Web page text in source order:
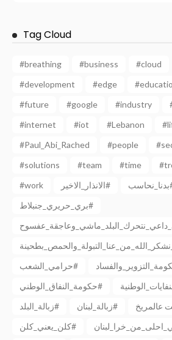
Tag Cloud
#breathing #business #cloud
#development
#edge
#future
#google #industry
#internet
#iot #Lebanon
#Paul_Abi_Rached
#people
#solutions
#team #time
#work
الانذار_الاخير#
بري_حريري_جنبلاط#
حرامي_الشعب#
حكومة_النفاق_الوطني#
زبالة_البلد#
زبالة_لبنان#
كلن_يعني_كلن#